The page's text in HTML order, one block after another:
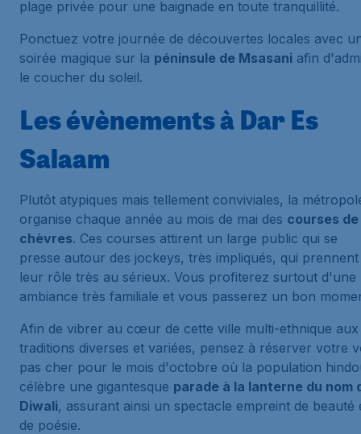
plage privée pour une baignade en toute tranquillité.
Ponctuez votre journée de découvertes locales avec
soirée magique sur la péninsule de Msasani afin
le coucher du soleil.
Les évènements à Dar Es
Salaam
Plutôt atypiques mais tellement conviviales, la
organise chaque année au mois de mai des courses de
chèvres. Ces courses attirent un large public qui se
presse autour des jockeys, très impliqués, qui prennent
leur rôle très au sérieux. Vous profiterez surtout d'une
ambiance très familiale et vous passerez un bon
Afin de vibrer au cœur de cette ville multi-ethnique aux
traditions diverses et variées, pensez à réserver votre
pas cher pour le mois d'octobre où la population
célèbre une gigantesque parade à la lanterne du nom
Diwali, assurant ainsi un spectacle empreint de beauté
de poésie.